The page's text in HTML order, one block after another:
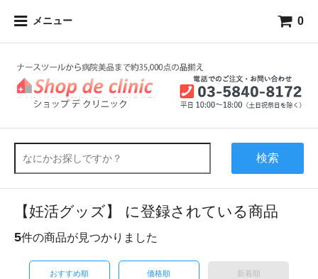
メニュー 0
検索
【妊活グッズ】 に登録されている商品
5件の商品が見つかりました
おすすめ順 価格順 新着順